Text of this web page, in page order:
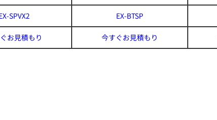
SPVX2 EX-BTSP
お見積もり 今すぐお見積もり